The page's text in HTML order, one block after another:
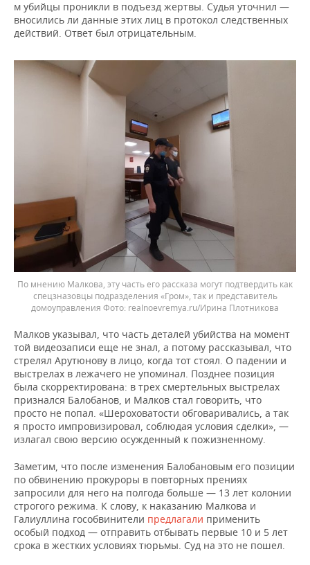
м убийцы проникли в подъезд жертвы. Судья уточнил —
вносились ли данные этих лиц в протокол следственных
действий. Ответ был отрицательным.
По мнению Малкова, эту часть его рассказа могут подтвердить как
спецзназовцы подразделения «Гром», так и представитель
домоуправления
realnoevremya.ru/Ирина Плотникова
Малков указывал, что часть деталей убийства на момент
той видеозаписи еще не знал, а потому рассказывал, что
стрелял Арутюнову в лицо, когда тот стоял. О падении и
выстрелах в лежачего не упоминал. Позднее позиция
была скорректирована: в трех смертельных выстрелах
признался Балобанов, и Малков стал говорить, что
просто не попал. «Шероховатости обговаривались, а так
я просто импровизировал, соблюдая условия сделки», —
излагал свою версию осужденный к пожизненному.
Заметим, что после изменения Балобановым его позиции
по обвинению прокуроры в повторных прениях
запросили для него на полгода больше — 13 лет колонии
строгого режима. К слову, к наказанию Малкова и
Галиуллина гособвинители предлагали применить
особый подход — отправить отбывать первые 10 и 5 лет
срока в жестких условиях тюрьмы. Суд на это не пошел.